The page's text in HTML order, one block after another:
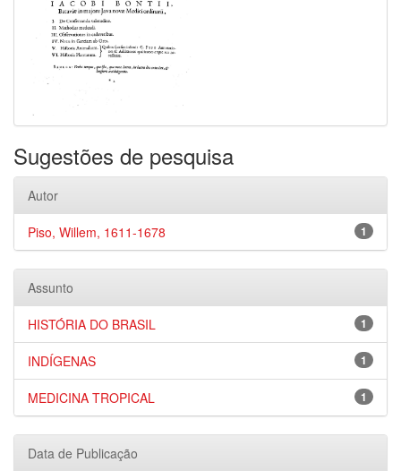
Sugestões de pesquisa
Autor
1
Piso, Willem, 1611-1678
Assunto
1
HISTÓRIA DO BRASIL
1
INDÍGENAS
1
MEDICINA TROPICAL
Data de Publicação